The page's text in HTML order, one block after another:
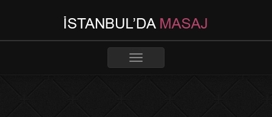
Toggle